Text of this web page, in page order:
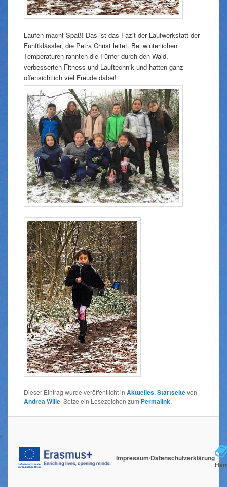
Laufen macht Spaß! Das ist das Fazit der Laufwerkstatt der
Fünftklässler, die Petra Christ leitet. Bei winterlichen
Temperaturen rannten die Fünfer durch den Wald,
verbesserten Fitness und Lauftechnik und hatten ganz
offensichtlich viel Freude dabei!
Dieser Eintrag wurde veröffentlicht in Aktuelles, Startseitevon
Andrea Wille. Setze ein Lesezeichen zum Permalink.
Impressum/Datenschutzerklärung